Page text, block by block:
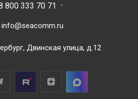
800 333 70 71
info@seacomm.ru
Двинская улица, д.12